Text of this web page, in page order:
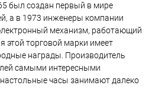
был создан первый в мире
а в 1973 инженеры компании
механизм, работающий
этой торговой марки имеет
награды. Производитель
самыми интересными
часы занимают далеко